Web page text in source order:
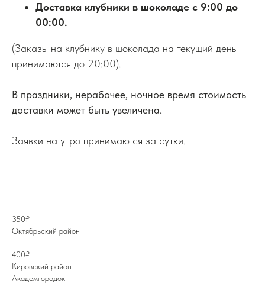
Доставка клубники в шоколаде с 9:00 до
00:00.
(Заказы на клубнику в шоколада на текущий день
принимаются до 20:00).
В праздники, нерабочее, ночное время стоимость
доставки может быть увеличена.
Заявки на утро принимаются за сутки.
350₽
Октябрьский район
400₽
Кировский район
Академгородок